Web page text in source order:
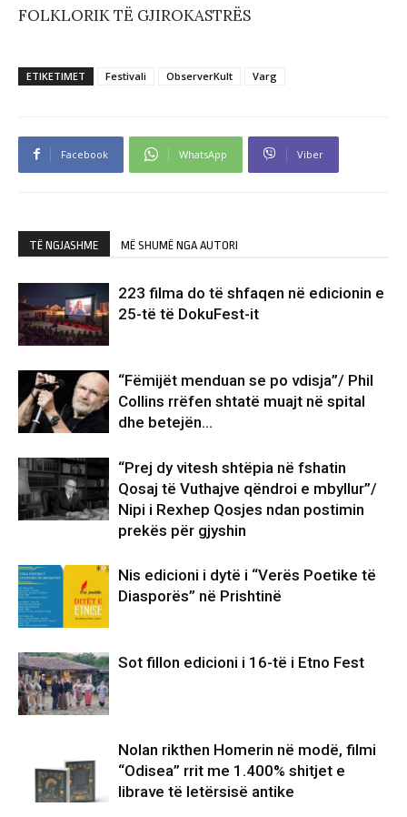
FOLKLORIK TË GJIROKASTRËS
ETIKETIMET Festivali ObserverKult Varg
Facebook WhatsApp Viber
TË NGJASHME MË SHUMË NGA AUTORI
223 filma do të shfaqen në edicionin e
25-të të DokuFest-it
“Fëmijët menduan se po vdisja”/ Phil
Collins rrëfen shtatë muajt në spital
dhe betejën…
“Prej dy vitesh shtëpia në fshatin
Qosaj të Vuthajve qëndroi e mbyllur”/
Nipi i Rexhep Qosjes ndan postimin
prekës për gjyshin
Nis edicioni i dytë i “Verës Poetike të
Diasporës” në Prishtinë
Sot fillon edicioni i 16-të i Etno Fest
Nolan rikthen Homerin në modë, filmi
“Odisea” rrit me 1.400% shitjet e
librave të letërsisë antike